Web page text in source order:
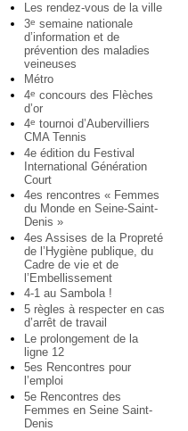
Les rendez-vous de la ville
3e semaine nationale
d’information et de
prévention des maladies
veineuses
Métro
4e concours des Flèches
d’or
4e tournoi d’Aubervilliers
CMA Tennis
4e édition du Festival
International Génération
Court
4es rencontres « Femmes
du Monde en Seine-Saint-
Denis »
4es Assises de la Propreté
de l’Hygiène publique, du
Cadre de vie et de
l’Embellissement
4-1 au Sambola !
5 règles à respecter en cas
d’arrêt de travail
Le prolongement de la
ligne 12
5es Rencontres pour
l’emploi
5e Rencontres des
Femmes en Seine Saint-
Denis